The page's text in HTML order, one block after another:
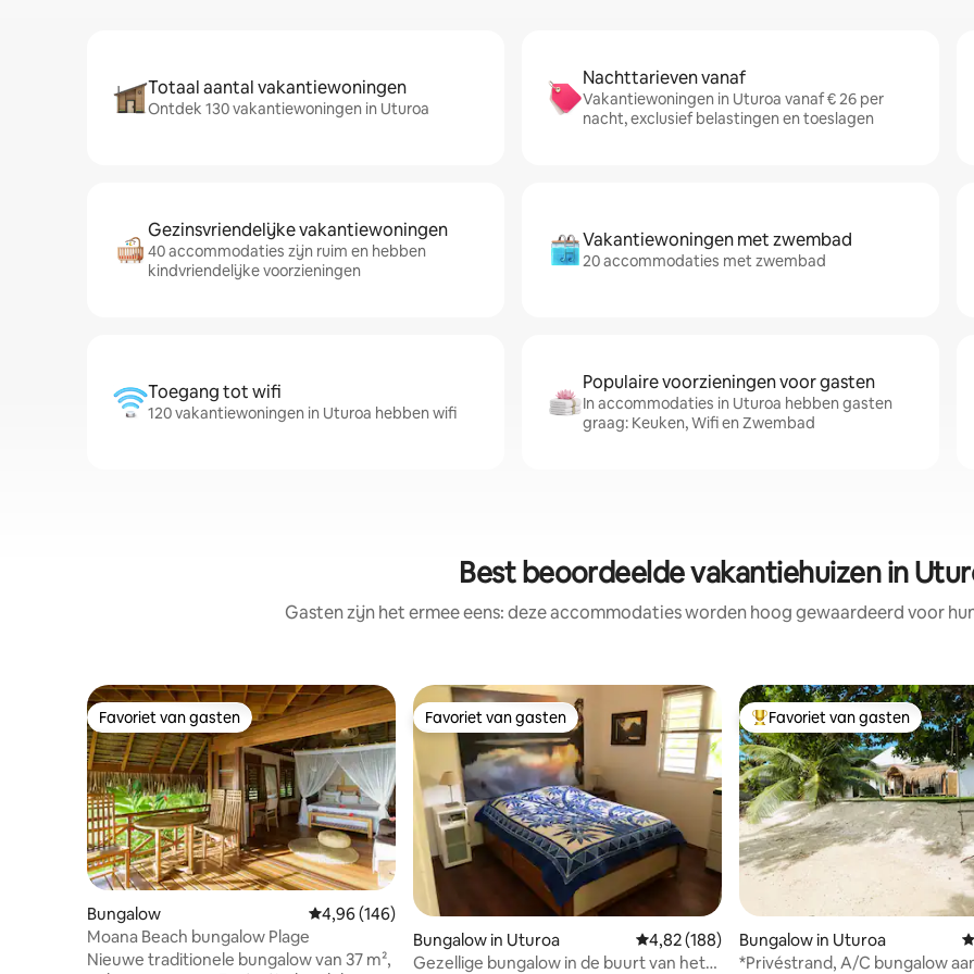
Totaal aantal vakantiewoningen
Ontdek 130 vakantiewoningen in Uturoa
Nachttarieven vanaf
Vakantiewoningen in Uturoa vanaf € 26 per
nacht, exclusief belastingen en toeslagen
Gezinsvriendelijke vakantiewoningen
40 accommodaties zijn ruim en hebben
kindvriendelijke voorzieningen
Vakantiewoningen met zwembad
20 accommodaties met zwembad
Toegang tot wifi
120 vakantiewoningen in Uturoa hebben wifi
Populaire voorzieningen voor gasten
In accommodaties in Uturoa hebben gasten
graag: Keuken, Wifi en Zwembad
Best beoordeelde vakantiehuizen in
Gasten zijn het ermee eens: deze accommodaties worden hoog gewaardeerd voor
Favoriet van gasten
Favoriet van gasten
Bungalow Gemiddelde beoordeling van 4,96 uit 5, 146 recensies
4,96 (146)
Moana Beach bungalow Plage
Nieuwe traditionele bungalow van 37 m²,
Favoriet van gasten
Favoriet van gasten
Bungalow in Uturoa Gemiddelde beoordeling van 4,82 uit 5, 188
4,82 (188)
Gezellige bungalow in de buurt van het
Topfavoriet van gasten
Favoriet van gasten
Bungalow in Uturoa
*Privéstrand, A/C bungalow